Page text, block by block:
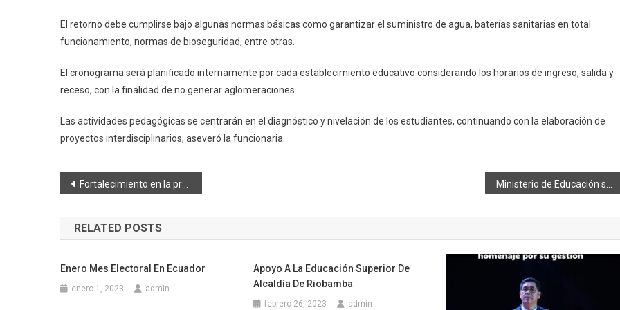
El retorno debe cumplirse bajo algunas normas básicas como garantizar el suministro de agua, baterías sanitarias en total
funcionamiento, normas de bioseguridad, entre otras.
El cronograma será planificado internamente por cada establecimiento educativo considerando los horarios de ingreso, salida y
receso, con la finalidad de no generar aglomeraciones.
Las actividades pedagógicas se centrarán en el diagnóstico y nivelación de los estudiantes, continuando con la elaboración de
proyectos interdisciplinarios, aseveró la funcionaria.
Navegación
de
entradas
Fortalecimiento en la protección de derechos a los actores sociales.
RELATED POSTS
Enero Mes Electoral En Ecuador
enero 1, 2023 admin
Apoyo A La Educación Superior De
Alcaldía De Riobamba
febrero 26, 2023 admin